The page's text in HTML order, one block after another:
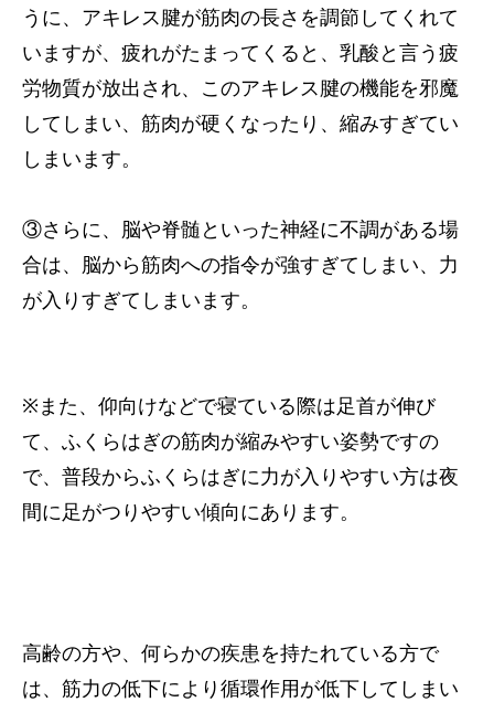
うに、アキレス腱が筋肉の長さを調節してくれて
いますが、疲れがたまってくると、乳酸と言う疲
労物質が放出され、このアキレス腱の機能を邪魔
してしまい、筋肉が硬くなったり、縮みすぎてい
しまいます。
③さらに、脳や脊髄といった神経に不調がある場
合は、脳から筋肉への指令が強すぎてしまい、力
が入りすぎてしまいます。
※また、仰向けなどで寝ている際は足首が伸び
て、ふくらはぎの筋肉が縮みやすい姿勢ですの
で、普段からふくらはぎに力が入りやすい方は夜
間に足がつりやすい傾向にあります。
高齢の方や、何らかの疾患を持たれている方で
は、筋力の低下により循環作用が低下してしまい